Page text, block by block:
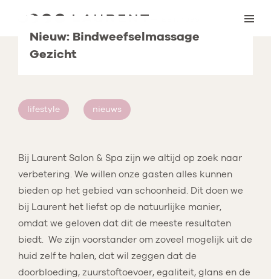
contentNieuw: Bindweefselmassage
Gezicht
lifestyle nieuws
Bij Laurent Salon & Spa zijn we altijd op zoek naar
verbetering. We willen onze gasten alles kunnen
bieden op het gebied van schoonheid. Dit doen we
bij Laurent het liefst op de natuurlijke manier,
omdat we geloven dat dit de meeste resultaten
biedt. We zijn voorstander om zoveel mogelijk uit de
huid zelf te halen, dat wil zeggen dat de
doorbloeding, zuurstoftoevoer, egaliteit, glans en de